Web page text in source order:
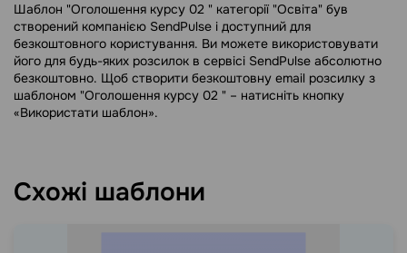
Шаблон "Оголошення курсу 02 " категорії "Освіта" був
створений компанією SendPulse і доступний для
безкоштовного користування. Ви можете використовувати
його для будь-яких розсилок в сервісі SendPulse абсолютно
безкоштовно. Щоб створити безкоштовну email розсилку з
шаблоном "Оголошення курсу 02 " – натисніть кнопку
«Використати шаблон».
Схожі шаблони